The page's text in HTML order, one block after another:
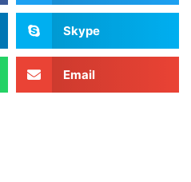
Skype
Email